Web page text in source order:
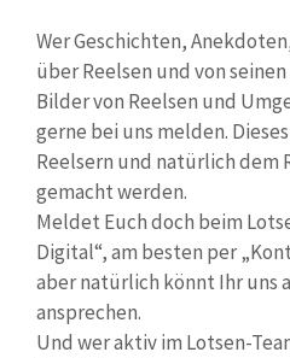
Wer Geschichten,
über Reelsen und von
Bilder von Reelsen und
gerne bei uns melden.
Reelsern und natürlich dem
gemacht werden.
Meldet Euch doch beim
Digital“, am besten per
aber natürlich könnt Ihr uns
ansprechen.
Und wer aktiv im Lotsen-